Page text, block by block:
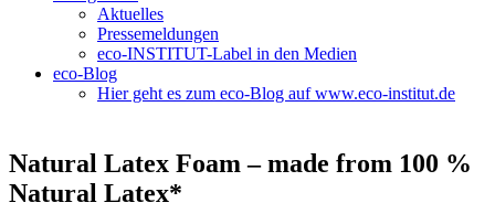
Aktuelles
Pressemeldungen
eco-INSTITUT-Label in den Medien
eco-Blog
Hier geht es zum eco-Blog auf www.eco-institut.de
Natural Latex Foam – made from 100 %
Natural Latex*